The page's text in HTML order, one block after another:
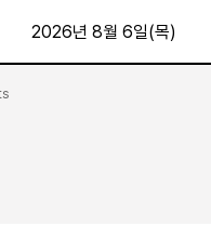
2026년 8월 6일(목)